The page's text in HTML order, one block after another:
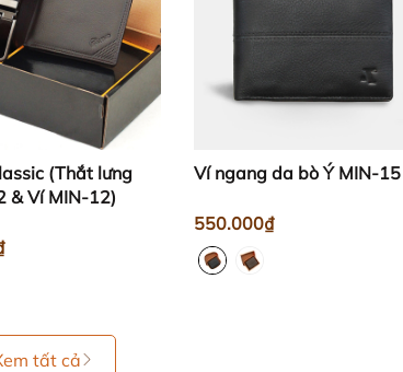
(Thắt lưng
& Ví MIN-12)
Ví ngang da bò Ý MIN-15
550.000₫
tất cả